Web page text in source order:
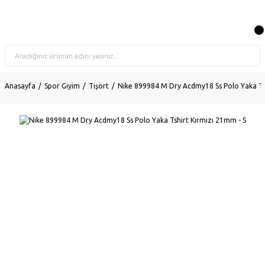
Anasayfa Spor Giyim Tişört Nike 899984 M Dry Acdmy18 Ss Polo Yaka